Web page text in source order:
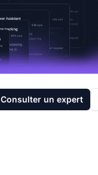
Consulter un expert